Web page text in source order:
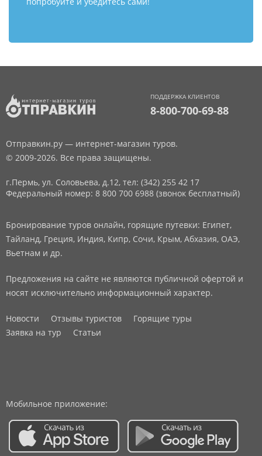
ПОДДЕРЖКА КЛИЕНТОВ
8-800-700-69-88
Отправкин.ру — интернет-магазин туров.
© 2009-2026. Все права защищены.
г.Пермь, ул. Соловьева, д.12, тел: (342) 255 42 17
Федеральный номер: 8 800 700 6988 (звонок бесплатный)
Бронирование туров онлайн, горящие путевки: Египет,
Тайланд, Греция, Индия, Кипр, Сочи, Крым, Абхазия, ОАЭ,
Вьетнам и др.
Предложения на сайте не являются публичной офертой и
носят исключительно информационный характер.
Новости Отзывы туристов
Горящие туры
Заявка на тур
Статьи
Мобильное приложение: